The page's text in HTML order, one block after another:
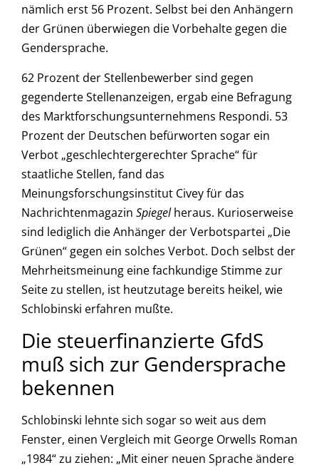
nämlich erst 56 Prozent. Selbst bei den Anhängern
der Grünen überwiegen die Vorbehalte gegen die
Gendersprache.
62 Prozent der Stellenbewerber sind gegen
gegenderte Stellenanzeigen, ergab eine Befragung
des Marktforschungsunternehmens Respondi. 53
Prozent der Deutschen befürworten sogar ein
Verbot „geschlechtergerechter Sprache“ für
staatliche Stellen, fand das
Meinungsforschungsinstitut Civey für das
Nachrichtenmagazin Spiegelheraus. Kurioserweise
sind lediglich die Anhänger der Verbotspartei „Die
Grünen“ gegen ein solches Verbot. Doch selbst der
Mehrheitsmeinung eine fachkundige Stimme zur
Seite zu stellen, ist heutzutage bereits heikel, wie
Schlobinski erfahren mußte.
Die steuerfinanzierte GfdS
muß sich zur Gendersprache
bekennen
Schlobinski lehnte sich sogar so weit aus dem
Fenster, einen Vergleich mit George Orwells Roman
„1984“ zu ziehen: „Mit einer neuen Sprache ändere